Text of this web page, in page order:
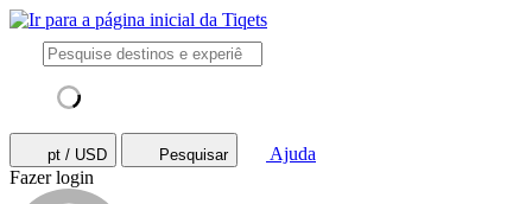
pt / USD Pesquisar
Ajuda
Fazer login